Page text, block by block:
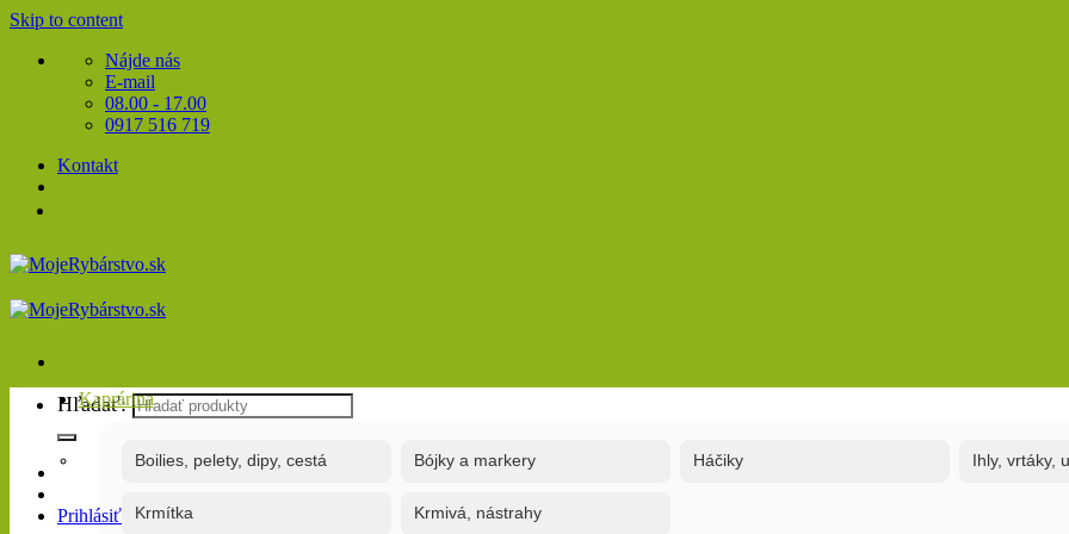
Skip to content
Nájde nás
E-mail
08.00 - 17.00
0917 516 719
Kontakt
Hľadať:
Prihlásiť / Registrovať
Kaprárina
Boilies, pelety, dipy, cestá Bójky a markery Háčiky Ihly, vrtáky,
Krmítka Krmivá, nástrahy